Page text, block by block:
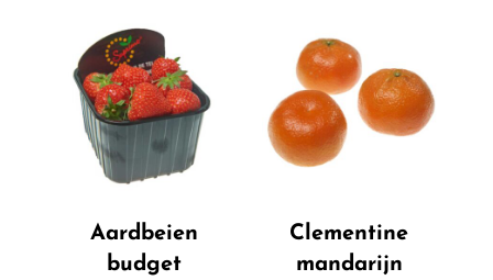
Aardbeien
budget
Clementine
mandarijn